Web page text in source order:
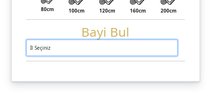
80cm 100cm 120cm 160cm 200cm
Bayi Bul